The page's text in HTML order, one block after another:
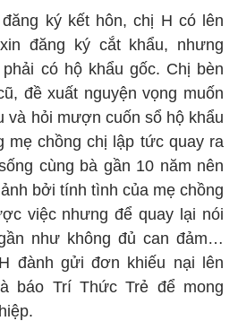
ký kết hôn, chị H có lên
đăng ký cắt khẩu, nhưng
có hộ khẩu gốc. Chị bèn
đề xuất nguyện vọng muốn
và hỏi mượn cuốn sổ hộ khẩu
mẹ chồng chị lập tức quay ra
cùng bà gần 10 năm nên
bởi tính tình của mẹ chồng
việc nhưng để quay lại nói
như không đủ can đảm…
đành gửi đơn khiếu nại lên
báo Trí Thức Trẻ để mong